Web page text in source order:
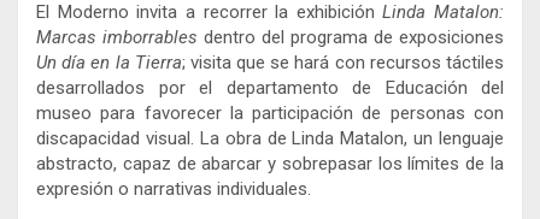
El Moderno invita a recorrer la exhibiciónLinda Matalon:
Marcas imborrables dentro del programa de exposiciones
Un día en la Tierra; visita que se hará con recursos táctiles
desarrollados por el departamento de Educación del
museo para favorecer la participación de personas con
discapacidad visual. La obra de Linda Matalon, un lenguaje
abstracto, capaz de abarcar y sobrepasar los límites de la
expresión o narrativas individuales.